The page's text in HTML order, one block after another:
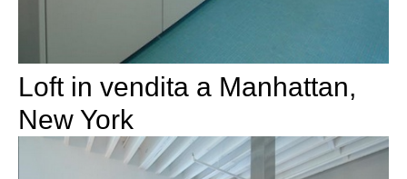
Loft in vendita a Manhattan,
New York